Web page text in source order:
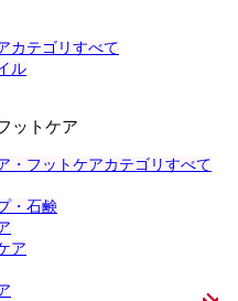
カテゴリすべて
ル
ットケア
・フットケアカテゴリすべて
・石鹸
ア